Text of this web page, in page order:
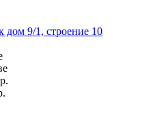
дом 9/1, строение 10